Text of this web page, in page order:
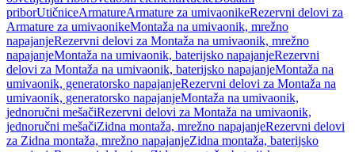
priborUtičniceArmatureArmature za umivaonikeRezervni delovi za
Armature za umivaonikeMontaža na umivaonik, mrežno
napajanjeRezervni delovi za Montaža na umivaonik, mrežno
napajanjeMontaža na umivaonik, baterijsko napajanjeRezervni
delovi za Montaža na umivaonik, baterijsko napajanjeMontaža na
umivaonik, generatorsko napajanjeRezervni delovi za Montaža na
umivaonik, generatorsko napajanjeMontaža na umivaonik,
jednoručni mešačiRezervni delovi za Montaža na umivaonik,
jednoručni mešačiZidna montaža, mrežno napajanjeRezervni delovi
za Zidna montaža, mrežno napajanjeZidna montaža, baterijsko